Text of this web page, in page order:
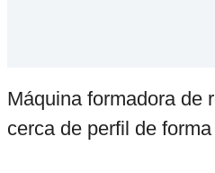
Máquina formadora de
cerca de perfil de